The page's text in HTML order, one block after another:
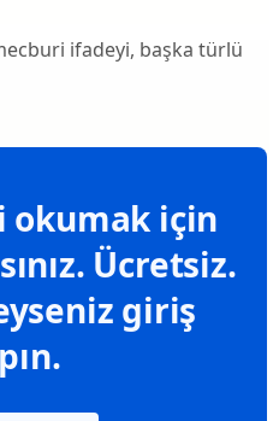
ifadeyi, başka türlü
okumak için
Ücretsiz.
giriş